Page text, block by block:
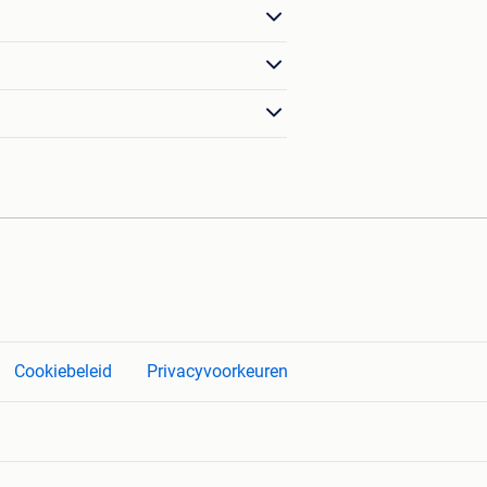
Cookiebeleid Privacyvoorkeuren